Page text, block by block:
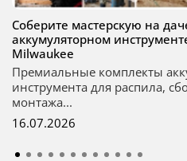
Соберите мастерскую на
аккумуляторном
Milwaukee
Премиальные комплекты
инструмента для распила,
монтажа...
16.07.2026